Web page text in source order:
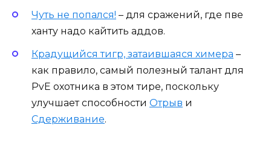
Чуть не попался! – для сражений, где пве
ханту надо кайтить аддов.
Крадущийся тигр, затаившаяся химера –
как правило, самый полезный талант для
PvE охотника в этом тире, поскольку
улучшает способности Отрыв и
Сдерживание.